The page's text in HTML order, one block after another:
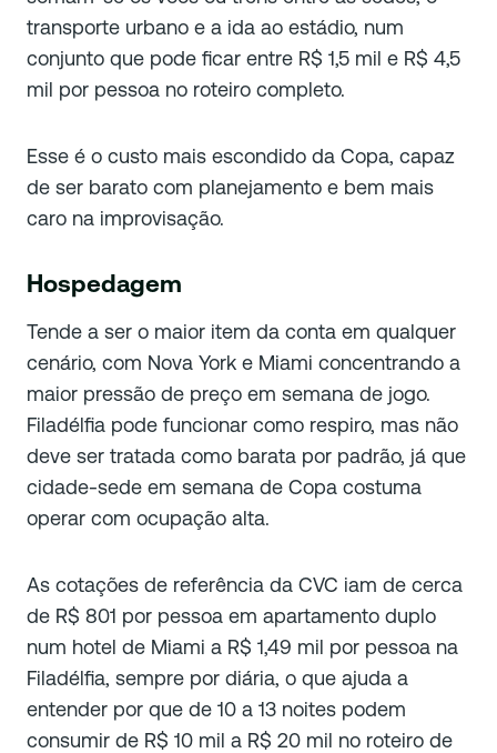
transporte urbano e a ida ao estádio, num
conjunto que pode ficar entre R$ 1,5 mil e R$ 4,5
mil por pessoa no roteiro completo.
Esse é o custo mais escondido da Copa, capaz
de ser barato com planejamento e bem mais
caro na improvisação.
Hospedagem
Tende a ser o maior item da conta em qualquer
cenário, com Nova York e Miami concentrando a
maior pressão de preço em semana de jogo.
Filadélfia pode funcionar como respiro, mas não
deve ser tratada como barata por padrão, já que
cidade-sede em semana de Copa costuma
operar com ocupação alta.
As cotações de referência da CVC iam de cerca
de R$ 801 por pessoa em apartamento duplo
num hotel de Miami a R$ 1,49 mil por pessoa na
Filadélfia, sempre por diária, o que ajuda a
entender por que de 10 a 13 noites podem
consumir de R$ 10 mil a R$ 20 mil no roteiro de